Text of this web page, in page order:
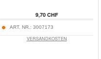
9,70 CHF
ART. NR.: 3007173
VERSANDKOSTEN